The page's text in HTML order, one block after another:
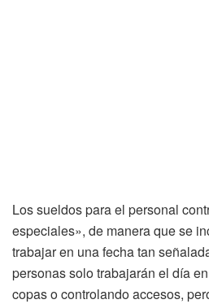
Los sueldos para el personal
especiales», de manera que se
trabajar en una fecha tan
personas solo trabajarán el día
copas o controlando accesos,